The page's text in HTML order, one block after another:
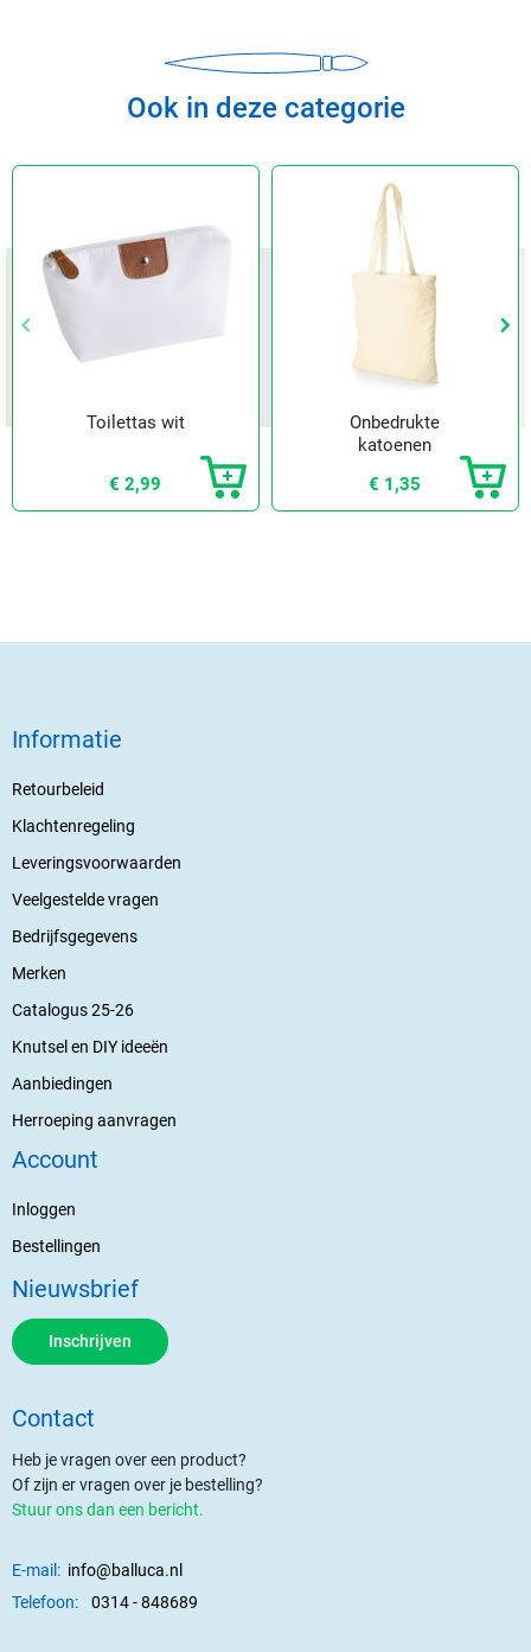
Vorige
keyboard_arrow_left keyboard_arrow_right
Ook in deze categorie
Vorige
keyboard_arrow_left keyboard_arrow_right
Toilettas wit
€ 2,99
Onbedrukte
katoenen
€ 1,35
Informatie
Retourbeleid
Klachtenregeling
Leveringsvoorwaarden
Veelgestelde vragen
Bedrijfsgegevens
Merken
Catalogus 25-26
Knutsel en DIY ideeën
Aanbiedingen
Herroeping aanvragen
Account
Inloggen
Bestellingen
Nieuwsbrief
Inschrijven
Contact
Heb je vragen over een product?
Of zijn er vragen over je bestelling?
Stuur ons dan een bericht.
E-mail: info@balluca.nl
Telefoon:
0314 - 848689